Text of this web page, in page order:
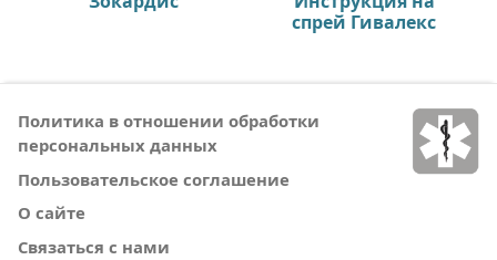
спрей Гивалекс
Политика в отношении обработки
персональных данных
Пользовательское соглашение
О сайте
Связаться с нами